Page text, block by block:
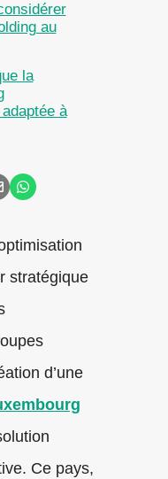
au
la
à
stratégique
d’une
Ce pays,